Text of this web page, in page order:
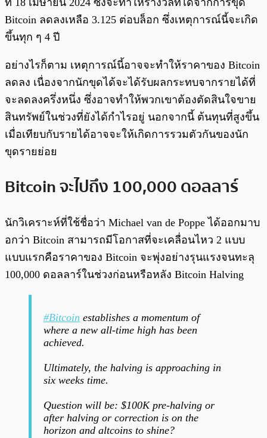
Bitcoin ลดลงเหลือ 3.125 ต่อบล็อก ซึ่งเหตุการณ์นี้จะเกิด
ขึ้นทุก ๆ 4 ปี
อย่างไรก็ตาม เหตุการณ์นี้อาจจะทำให้ราคาของ Bitcoin
ลดลง เนื่องจากนักขุดได้จะได้รับผลกระทบจากรายได้ที่
จะลดลงครึ่งหนึ่ง ซึ่งอาจทำให้พวกเขาต้องตัดสินใจขาย
สินทรัพย์ในช่วงที่ยังได้กำไรอยู่ นอกจากนี้ ต้นทุนที่สูงขึ้น
เมื่อเทียบกับรายได้อาจจะให้เกิดการรวมตัวกันของนัก
ขุดรายย่อย
Bitcoin จะไปถึง 100,000 ดอลลาร์
นักวิเคราะห์ที่ใช้ชื่อว่า Michael van de Poppe ได้ออกมาบ
อกว่า Bitcoin สามารถมีโอกาสที่จะเคลื่อนไหว 2 แบบ
แบบแรกคือราคาของ Bitcoin จะพุ่งอย่างรุนแรงจนทะลุ
100,000 ดอลลาร์ในช่วงก่อนหรือหลัง Bitcoin Halving
#Bitcoin establishes a momentum of
where a new all-time high has been
achieved.
Ultimately, the halving is approaching in
six weeks time.
Question will be: $100K pre-halving or
after halving or correction is on the
horizon and altcoins to shine?